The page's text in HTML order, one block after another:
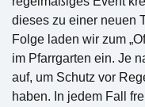
dieses zu einer neuen
Folge laden wir zum
im Pfarrgarten ein. Je
auf, um Schutz vor
haben. In jedem Fall